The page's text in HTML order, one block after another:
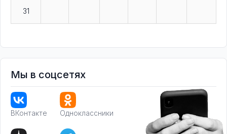
31
Мы в соцсетях
ВКонтакте Одноклассники